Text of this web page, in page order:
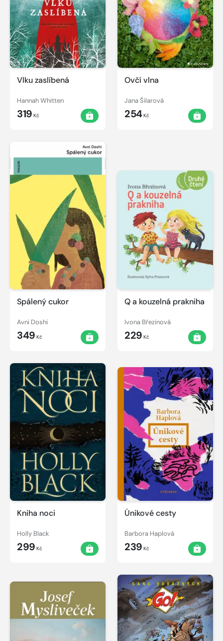
Vlku zaslíbená
Hannah Whitten
319 Kč
Ovčí vlna
Jana Šilarová
254Kč
Spálený cukor
Avni Doshi
349 Kč
Q a kouzelná prakniha
Ivona Březinová
229 Kč
Kniha noci
Holly Black
299 Kč
Únikové cesty
Barbora Haplová
239 Kč